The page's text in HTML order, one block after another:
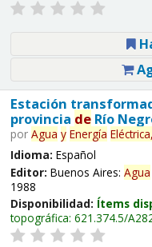
Estación
provincia deRío
por Agua y Energía Eléctrica,
Idioma: Español
Editor: Buenos Aires: Agua
1988
Disponibilidad: Ítems
topográfica: 621.374.5/